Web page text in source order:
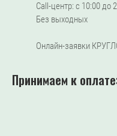
Call-центр: с 10:00 до
Без выходных
Онлайн-заявки
Принимаем к